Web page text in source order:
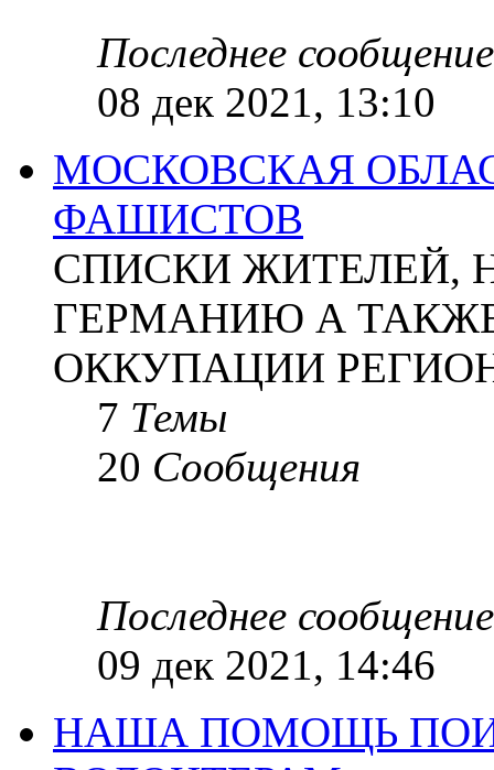
Последнее сообщение
08 дек 2021, 13:10
МОСКОВСКАЯ
ФАШИСТОВ
СПИСКИ ЖИТЕЛЕЙ,
ГЕРМАНИЮ А
ОККУПАЦИИ
7 Темы
20 Сообщения
Последнее сообщение
09 дек 2021, 14:46
НАША ПОМОЩЬ